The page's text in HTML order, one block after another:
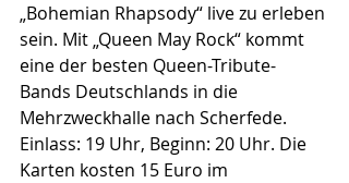
„Bohemian Rhapsody“ live zu erleben
sein. Mit „Queen May Rock“ kommt
eine der besten Queen-Tribute-
Bands Deutschlands in die
Mehrzweckhalle nach Scherfede.
Einlass: 19 Uhr, Beginn: 20 Uhr. Die
Karten kosten 15 Euro im